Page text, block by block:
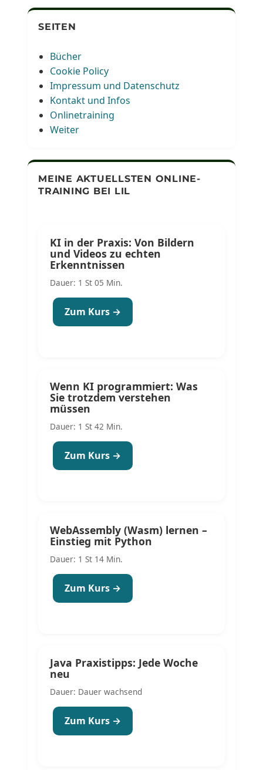
SEITEN
Bücher
Cookie Policy
Impressum und Datenschutz
Kontakt und Infos
Onlinetraining
Weiter
MEINE AKTUELLSTEN ONLINE-
TRAINING BEI LIL
KI in der Praxis: Von Bildern
und Videos zu echten
Erkenntnissen
Dauer: 1 St 05 Min.
Zum Kurs →
Wenn KI programmiert: Was
Sie trotzdem verstehen
müssen
Dauer: 1 St 42 Min.
Zum Kurs →
WebAssembly (Wasm) lernen –
Einstieg mit Python
Dauer: 1 St 14 Min.
Zum Kurs →
Java Praxistipps: Jede Woche
neu
Dauer: Dauer wachsend
Zum Kurs →